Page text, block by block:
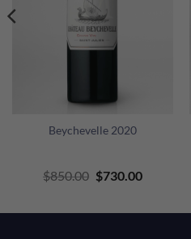
Beychevelle 2020
$850.00 Original
price
$850.00.
$730.00Current
$730.00.